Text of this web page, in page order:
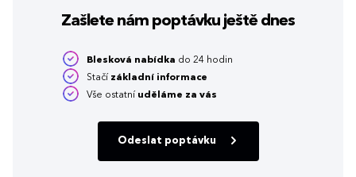
Zašlete nám poptávku ještě dnes
Blesková nabídka do 24 hodin
Stačí základní informace
Vše ostatní uděláme za vás
Odeslat poptávku